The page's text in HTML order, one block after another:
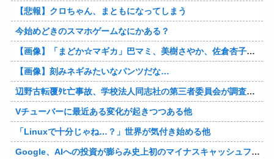
【悲報】クロちゃん、まともになってしまう
今始めどきのスマホゲームなにかある？
【画像】「まどか☆マギカ」巴マミ、美樹さやか、佐倉杏子エロすぎ放課後えんこーハメ撮りどぴゅどぴゅエチエチが最高すぎる❣
【画像】刻みネギみたいなパンツだな…
辺野古転覆ﾀﾋ亡事故、学校法人同志社の第三者委員会が調査報告書を公表 … 安全配慮義務違反や安全管理に関する検証を妨げた組織風土の存在を指摘
Vチューバーに最近ある変化が起きつつある他
「Linuxで十分じゃね…？」世界が気付き始める他
Google、AIへの投資が膨らみ史上初のマイナスキャッシュフローに陥る他